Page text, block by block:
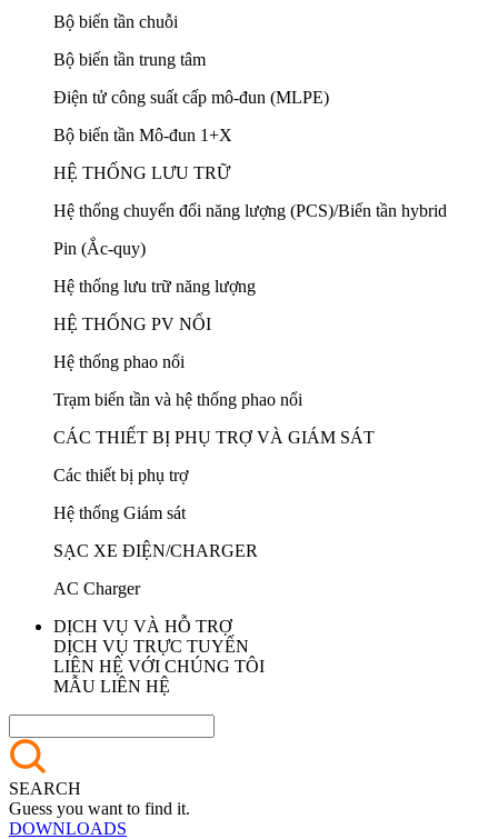
Bộ biến tần chuỗi
Bộ biến tần trung tâm
Điện tử công suất cấp mô-đun (MLPE)
Bộ biến tần Mô-đun 1+X
HỆ THỐNG LƯU TRỮ
Hệ thống chuyển đổi năng lượng (PCS)/Biến tần hybrid
Pin (Ắc-quy)
Hệ thống lưu trữ năng lượng
HỆ THỐNG PV NỔI
Hệ thống phao nổi
Trạm biến tần và hệ thống phao nổi
CÁC THIẾT BỊ PHỤ TRỢ VÀ GIÁM SÁT
Các thiết bị phụ trợ
Hệ thống Giám sát
SẠC XE ĐIỆN/CHARGER
AC Charger
DỊCH VỤ VÀ HỖ TRỢ
DỊCH VỤ TRỰC TUYẾN
LIÊN HỆ VỚI CHÚNG TÔI
MẪU LIÊN HỆ
SEARCH
Guess you want to find it.
DOWNLOADS